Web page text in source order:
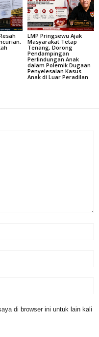
LMP Pringsewu Ajak
Masyarakat Tetap
Tenang, Dorong
Pendampingan
Perlindungan Anak
dalam Polemik Dugaan
Penyelesaian Kasus
Anak di Luar Peradilan
di browser ini untuk lain kali